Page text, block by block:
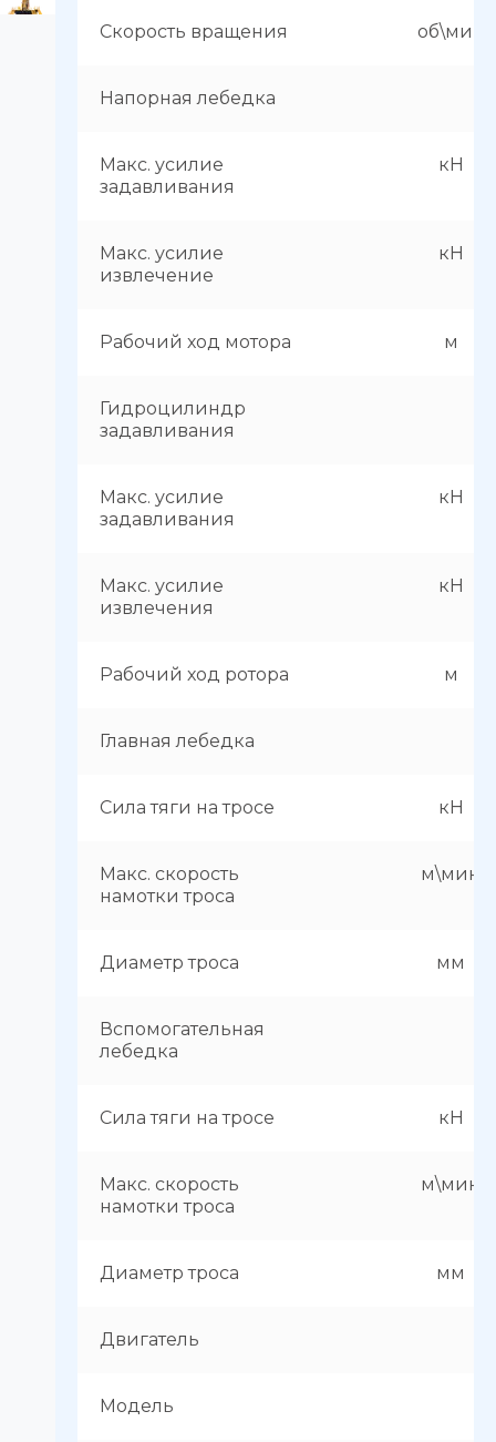
Скорость вращения об\мин
Напорная лебедка
Макс. усилие
задавливания
кН
Макс. усилие
извлечение
кН
Рабочий ход мотора м
Гидроцилиндр
задавливания
Макс. усилие
задавливания
кН
Макс. усилие
извлечения
кН
Рабочий ход ротора м
Главная лебедка
Сила тяги на тросе кН
Макс. скорость
намотки троса
м\мин
Диаметр троса мм
Вспомогательная
лебедка
Сила тяги на тросе кН
Макс. скорость
намотки троса
м\мин
Диаметр троса мм
Двигатель
Модель